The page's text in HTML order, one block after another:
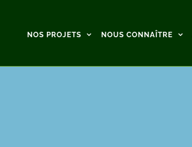
NOS PROJETS NOUS CONNAÎTRE